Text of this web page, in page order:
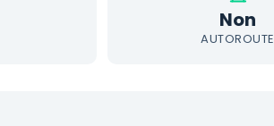
Non
AUTOROUTE